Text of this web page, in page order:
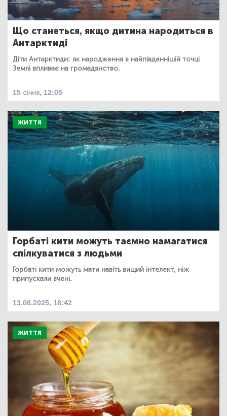
Що станеться, якщо дитина народиться в
Антарктиді
Діти Антарктиди: як народження в найпівденнішій точці
Землі впливає на громадянство.
15 січня, 12:05
ЖИТТЯ
Горбаті кити можуть таємно намагатися
спілкуватися з людьми
Горбаті кити можуть мати навіть вищий інтелект, ніж
припускали вчені.
13.06.2025, 18:42
ЖИТТЯ